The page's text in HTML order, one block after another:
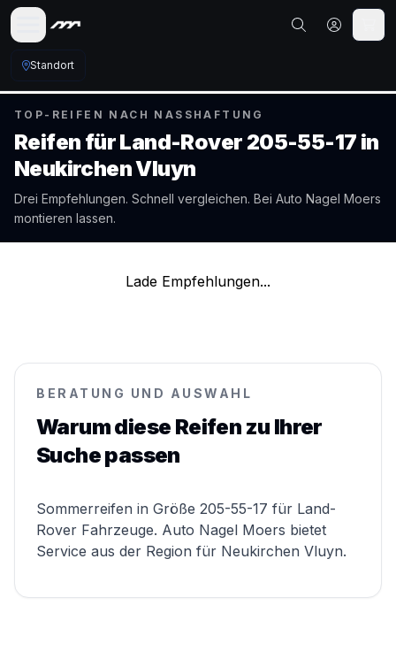
Standort
TOP-REIFEN NACH NASSHAFTUNG
Reifen fürLand-Rover 205-55-17 in
Neukirchen Vluyn
Drei Empfehlungen. Schnell vergleichen. Bei Auto Nagel Moers
montieren lassen.
Lade Empfehlungen...
BERATUNG UND AUSWAHL
Warum diese Reifen zu Ihrer
Suche passen
Sommerreifen in Größe 205-55-17 für Land-
Rover Fahrzeuge. Auto Nagel Moers bietet
Service aus der Region für Neukirchen Vluyn.